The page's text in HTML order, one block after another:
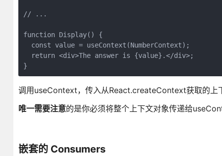
// ...
function Display() {
  const value = useContext(NumberContext);
  return <div>The answer is {value}.</div>;
调用useContext，传入从React.createContext获取的上
唯一需要注意的是你必须将整个上下文对象传递给
嵌套的 Consumers